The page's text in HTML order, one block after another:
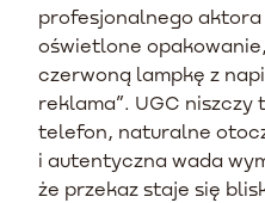
profesjonalnego
oświetlone
czerwoną lampkę z
reklama”. UGC niszczy
telefon, naturalne
i autentyczna wada
że przekaz staje się